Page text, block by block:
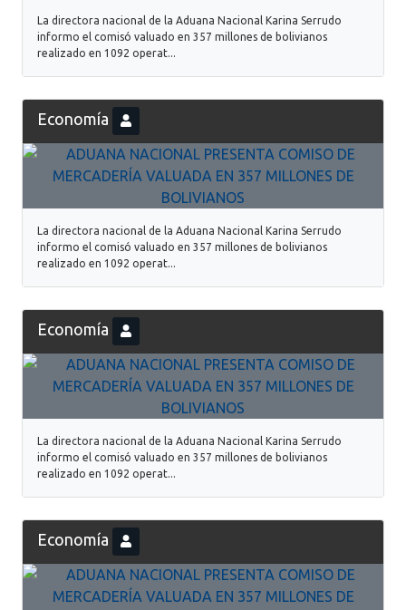
La directora nacional de la Aduana Nacional Karina Serrudo
informo el comisó valuado en 357 millones de bolivianos
realizado en 1092 operat...
Economía
La directora nacional de la Aduana Nacional Karina Serrudo
informo el comisó valuado en 357 millones de bolivianos
realizado en 1092 operat...
Economía
La directora nacional de la Aduana Nacional Karina Serrudo
informo el comisó valuado en 357 millones de bolivianos
realizado en 1092 operat...
Economía